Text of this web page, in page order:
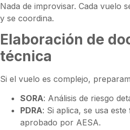
Nada de improvisar. Cada vuelo
y se coordina.
Elaboración de
técnica
Si el vuelo es complejo,
SORA: Análisis de riesgo
PDRA: Si aplica, se usa
aprobado por AESA.